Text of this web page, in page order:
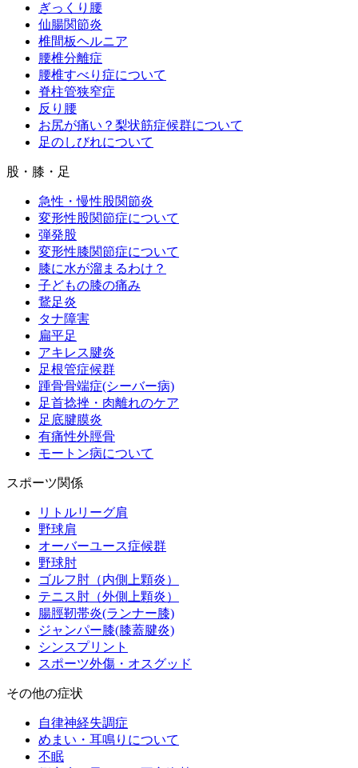
ぎっくり腰
仙腸関節炎
椎間板ヘルニア
腰椎分離症
腰椎すべり症について
脊柱管狭窄症
反り腰
お尻が痛い？梨状筋症候群について
足のしびれについて
股・膝・足
急性・慢性股関節炎
変形性股関節症について
弾発股
変形性膝関節症について
膝に水が溜まるわけ？
子どもの膝の痛み
鵞足炎
タナ障害
扁平足
アキレス腱炎
足根管症候群
踵骨骨端症(シーバー病)
足首捻挫・肉離れのケア
足底腱膜炎
有痛性外脛骨
モートン病について
スポーツ関係
リトルリーグ肩
野球肩
オーバーユース症候群
野球肘
ゴルフ肘（内側上顆炎）
テニス肘（外側上顆炎）
腸脛靭帯炎(ランナー膝)
ジャンパー膝(膝蓋腱炎)
シンスプリント
スポーツ外傷・オスグッド
その他の症状
自律神経失調症
めまい・耳鳴りについて
不眠